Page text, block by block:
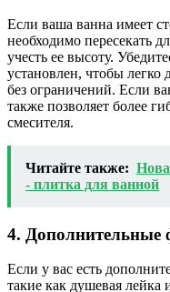
Если ваша ванна имеет
необходимо пересекать
учесть ее высоту.
установлен, чтобы легко
без ограничений. Если
также позволяет более
смесителя.
Читайте также:
- плитка для ванной
4. Дополнительные
Если у вас есть
такие как душевая